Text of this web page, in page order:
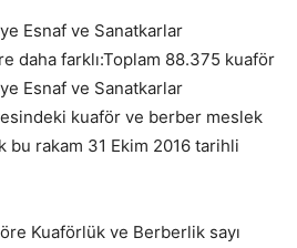
Esnaf ve Sanatkarlar
daha farklı:Toplam 88.375 kuaför
Esnaf ve Sanatkarlar
kuaför ve berber meslek
bu rakam 31 Ekim 2016 tarihli
Kuaförlük ve Berberlik sayı